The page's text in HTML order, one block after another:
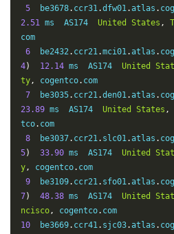
5
  be3678
. ccr31.dfw01.atlas .
2.51 ms  AS174 United States ,
com
6
  be2432
. ccr21.mci01.atlas .
4) 12.14 ms  AS174 United
ty, cogentco. com
7
  be3035
. ccr21.den01.atlas .
23.89 ms  AS174 United States ,
tco. com
8
  be3037
. ccr21. slc01.atlas .
5) 33.90 ms  AS174 United
y, cogentco. com
9
  be3109
. ccr21. sfo01.atlas .
7) 48.38 ms  AS174 United
ncisco, cogentco.
10
  be3669
. ccr41. sjc03.atlas .